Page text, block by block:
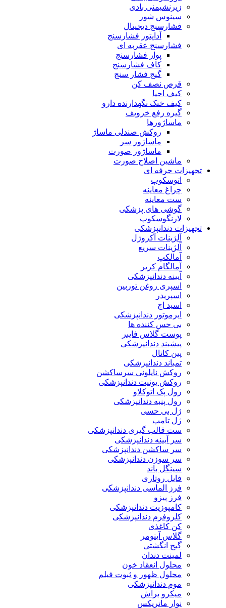
زیرنشیمنی بادی
سینوس شور
فشارسنج دیجیتال
آداپتور فشارسنج
فشارسنج عقربه ای
پوار فشارسنج
کاف فشارسنج
گیج فشار سنج
قرص نصف کن
کیف احیا
کیف خنک نگهدارنده دارو
گیره رفع خروپف
ماساژورها
روکش صندلی ماساژ
ماساژور سر
ماساژور صورت
ماشین اصلاح صورت
تجهیزات حرفه ای
اتوسکوپ
چراغ معاینه
ست معاینه
گوشی های پزشکی
لارنگوسکوپ
تجهیزات دندانپزشکی
آلژینات آکروژل
آلژینات سریع
آمالکپ
آمالگام کریر
آیینه دندانپزشکی
اسپری روغن توربین
اسپریدر
اسید اچ
ایرموتور دندانپزشکی
بی حس کننده ها
پوست گلاس فایبر
پیشبند دندانپزشکی
پین کانال
تمباند دندانپزشکی
روکش نایلونی سرساکشن
روکش یونیت دندانپزشکی
رول پک اتوکلاو
رول پنبه دندانپزشکی
ژل بی حسی
ژل تامپ
ست قالب گیری دندانپزشکی
سر آیینه دندانپزشکی
سر ساکشن دندانپزشکی
سر سوزن دندانپزشکی
سینگل باند
فایل روتاری
فرز الماسی دندانپزشکی
فرز پیزو
کامپوزیت دندانپزشکی
کلروفرم دندانپزشکی
کن کاغذی
گلاس آینومر
گیج انگشتی
لمینت دندان
محلول انعقاد خون
محلول ظهور و ثبوت فیلم
موم دندانپزشکی
میکرو براش
نوار ماتریکس